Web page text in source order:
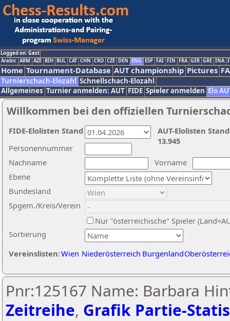
Logged on: Gast
Arabic ARM AZE BIH BUL CAT CHN CRO CZE DEN ENG ESP FAI FIN FRA GER GRE INA
Home Tournament-Database AUT championship Pictures
Turnierschach-Elozahl Schnellschach-Elozahl
Allgemeines Turnier anmelden: AUT FIDE Spieler anmelden Elo
Willkommen bei den offiziellen
Nachname
Vorname
Ebene
Sortierung
Personennummer
Bundesland
Spgem./Kreis/Verein
Nur "österreichische" Spieler
Vereinslisten:Wien Niederösterreich Burgenland
AUT-Elolisten
13.945
FIDE-Elolisten Stand
Pnr:125167 Name: Barbara
Zeitreihe, Grafik Partie-